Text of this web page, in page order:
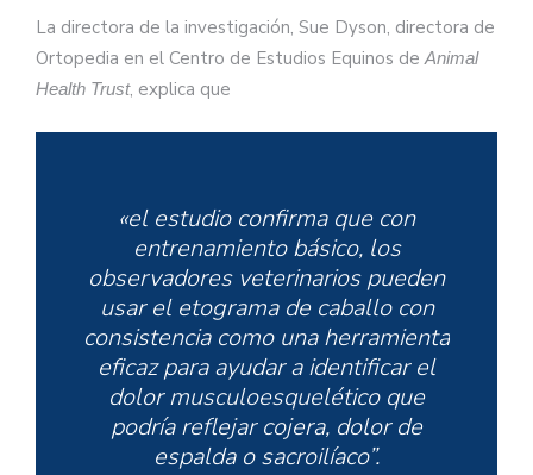
La directora de la investigación, Sue Dyson, directora de
Ortopedia en el Centro de Estudios Equinos deAnimal
Health Trust, explica que
«el estudio confirma que con
entrenamiento básico, los
observadores veterinarios pueden
usar el etograma de caballo con
consistencia como una herramienta
eficaz para ayudar a identificar el
dolor musculoesquelético que
podría reflejar cojera, dolor de
espalda o sacroilíaco”.